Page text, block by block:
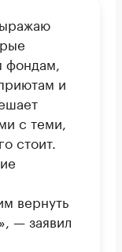
фондам,
и
с теми,
стоит.
вернуть
— заявил